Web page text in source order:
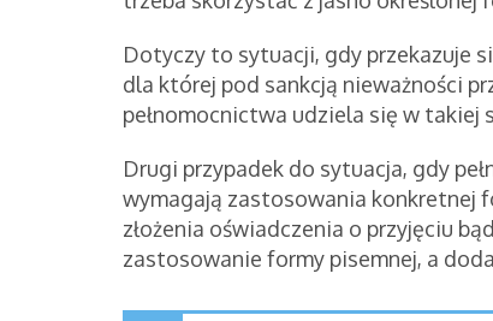
Dotyczy to sytuacji, gdy przekazuje
dla której pod sankcją nieważności
pełnomocnictwa udziela się w takiej
Drugi przypadek do sytuacja, gdy
wymagają zastosowania konkretnej
złożenia oświadczenia o przyjęciu
zastosowanie formy pisemnej, a